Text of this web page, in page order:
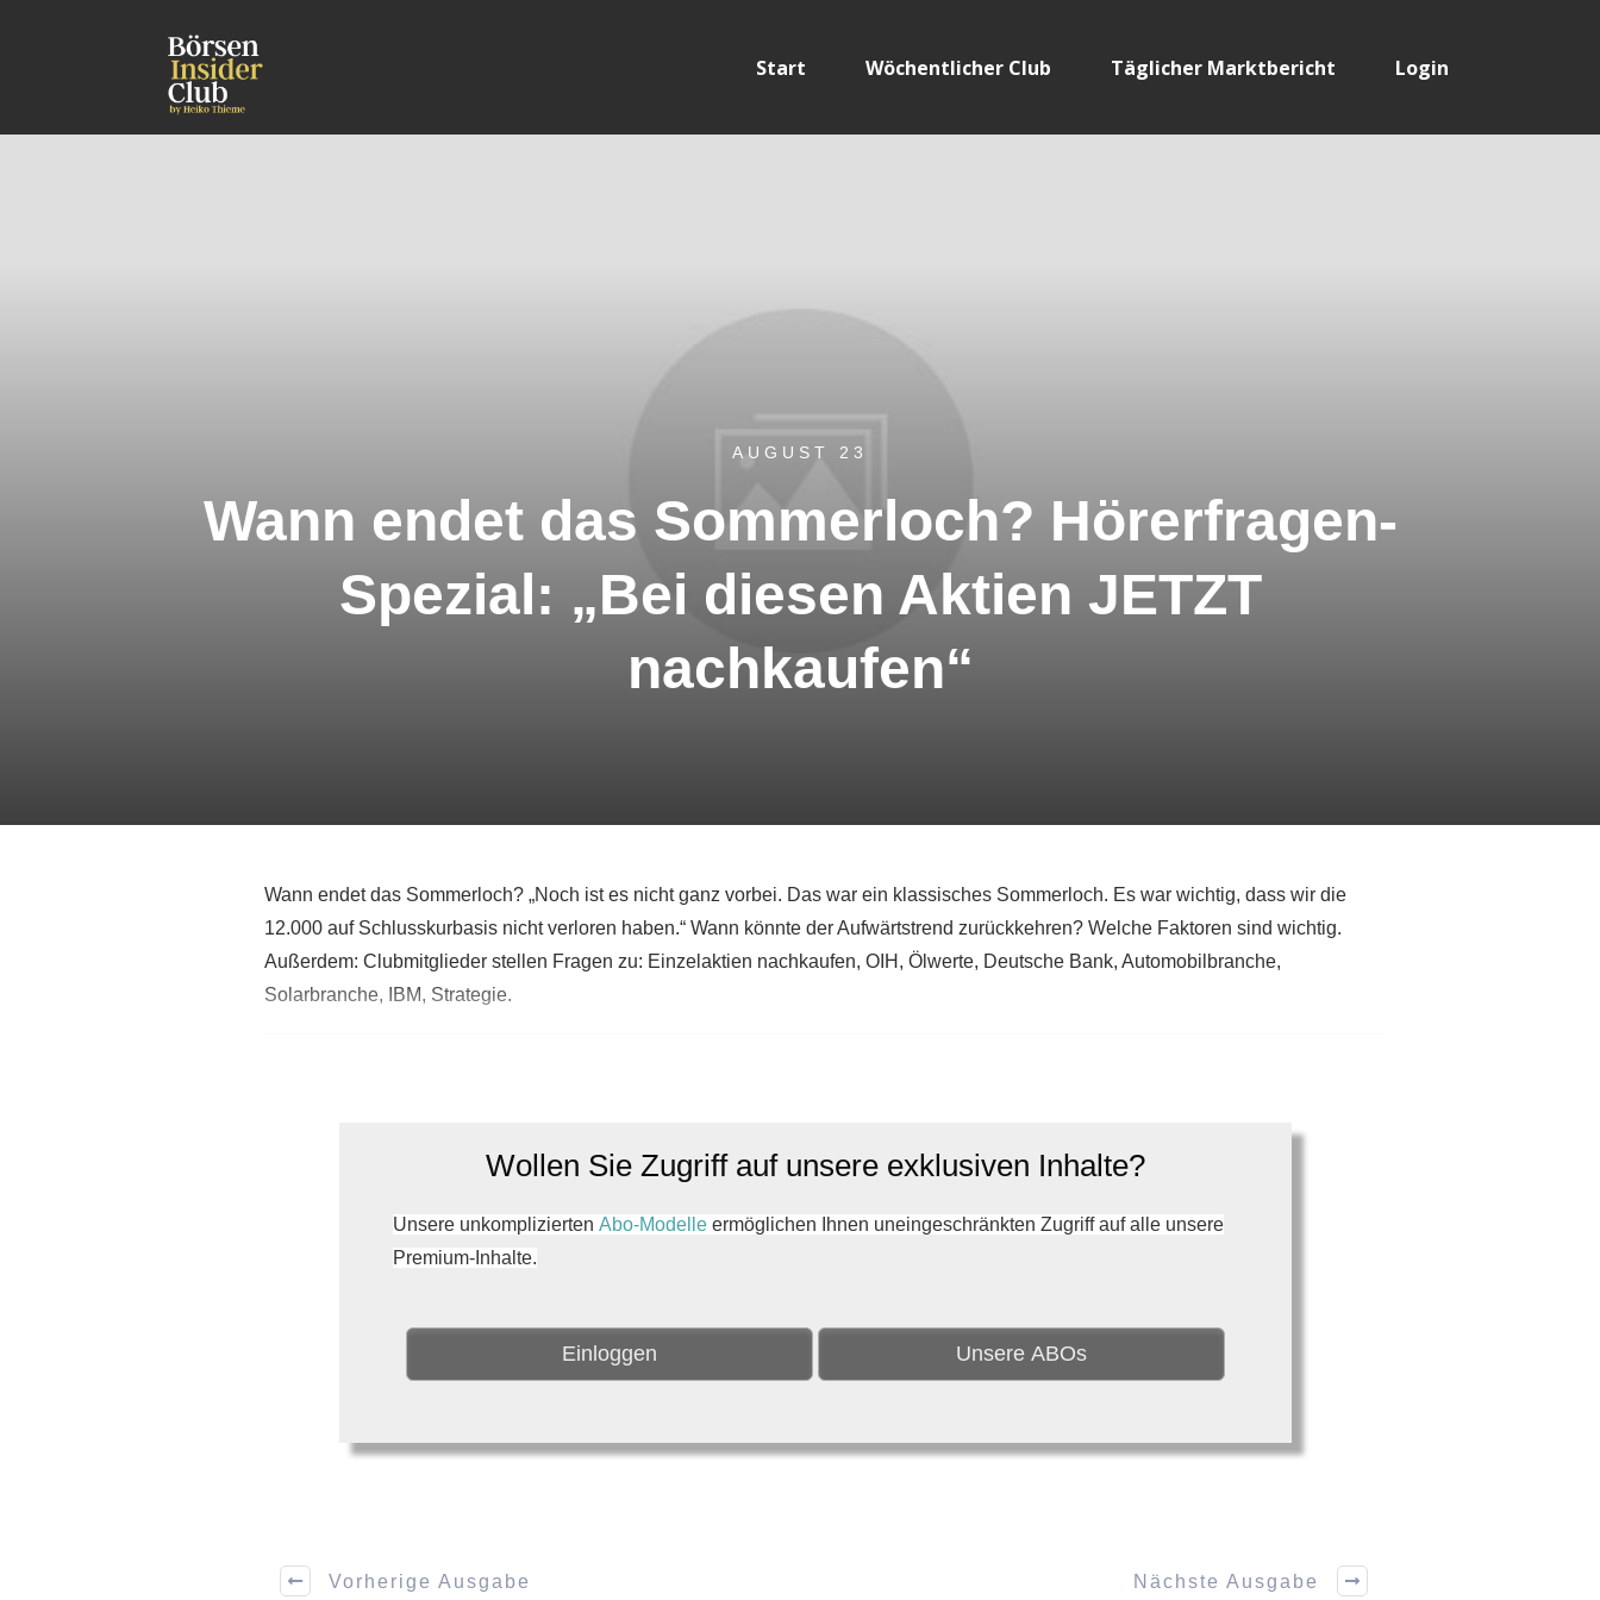
Start Wöchentlicher Club Täglicher Marktbericht Login
AUGUST 23
Wann endet das Sommerloch? Hörerfragen-
Spezial: „Bei diesen Aktien JETZT
nachkaufen“
Wann endet das Sommerloch? „Noch ist es nicht ganz vorbei. Das war ein klassisches Sommerloch. Es war wichtig, dass wir die
12.000 auf Schlusskurbasis nicht verloren haben.“ Wann könnte der Aufwärtstrend zurückkehren? Welche Faktoren sind wichtig.
Außerdem: Clubmitglieder stellen Fragen zu: Einzelaktien nachkaufen, OIH, Ölwerte, Deutsche Bank, Automobilbranche,
Solarbranche, IBM, Strategie.
Wollen Sie Zugriff auf unsere exklusiven Inhalte?
Unsere unkomplizierten Abo-Modelleermöglichen Ihnen uneingeschränkten Zugriff auf alle unsere
Premium-Inhalte.
Einloggen Unsere ABOs
Vorherige Ausgabe Nächste Ausgabe